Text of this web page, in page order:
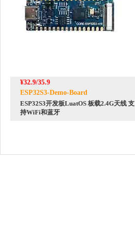
¥32.9/35.9
ESP32S3-Demo-Board
ESP32S3开发板LuatOS 板载2.4G天线 支
持WiFi和蓝牙